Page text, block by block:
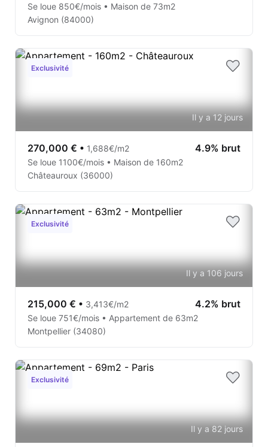
Se loue 850€/mois • Maison de 73m2
Avignon (84000)
Exclusivité
Il y a 12 jours
270,000 € • 1,688€/m2 4.9% brut
Se loue 1100€/mois • Maison de 160m2
Châteauroux (36000)
Exclusivité
Il y a 106 jours
215,000 € • 3,413€/m2 4.2% brut
Se loue 751€/mois • Appartement de 63m2
Montpellier (34080)
Exclusivité
Il y a 82 jours